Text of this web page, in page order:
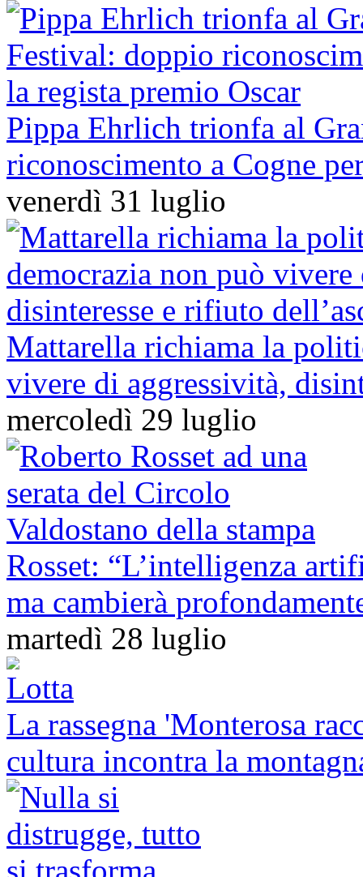
Pippa Ehrlich trionfa al
riconoscimento a Cogne
venerdì 31 luglio
Mattarella richiama la
vivere di aggressività,
mercoledì 29 luglio
Rosset: “L’intelligenza
ma cambierà
martedì 28 luglio
La rassegna 'Monterosa
cultura incontra la